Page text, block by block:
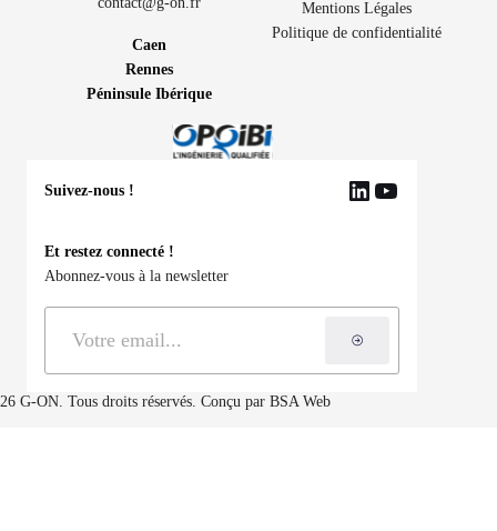
Caen
Rennes
Péninsule Ibérique
G-ON. Tous droits réservés. Conçu par BSA Web
Mentions Légales
Politique de confidentialité
Suivez-nous ! LinkedIn
YouTube
Et restez connecté !
Abonnez-vous à la newsletter
S'inscrire à la